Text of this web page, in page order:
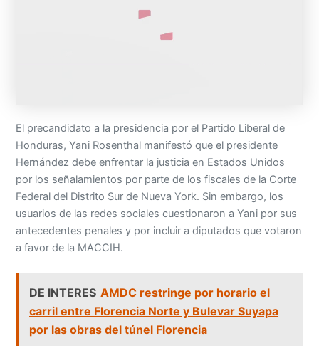
El precandidato a la presidencia por el Partido Liberal de
Honduras, Yani Rosenthal manifestó que el presidente
Hernández debe enfrentar la justicia en Estados Unidos
por los señalamientos por parte de los fiscales de la Corte
Federal del Distrito Sur de Nueva York. Sin embargo, los
usuarios de las redes sociales cuestionaron a Yani por sus
antecedentes penales y por incluir a diputados que votaron
a favor de la MACCIH.
DE INTERES AMDC restringe por horario el
carril entre Florencia Norte y Bulevar Suyapa
por las obras del túnel Florencia